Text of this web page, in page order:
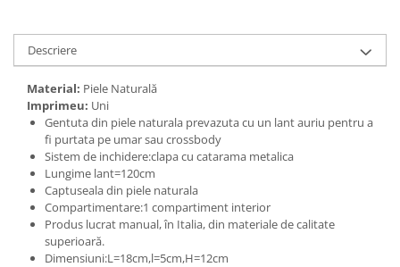
Descriere
Material: Piele Naturală
Imprimeu: Uni
Gentuta din piele naturala prevazuta cu un lant auriu pentru a
fi purtata pe umar sau crossbody
Sistem de inchidere:clapa cu catarama metalica
Lungime lant=120cm
Captuseala din piele naturala
Compartimentare:1 compartiment interior
Produs lucrat manual, în Italia, din materiale de calitate
superioară.
Dimensiuni:L=18cm,l=5cm,H=12cm